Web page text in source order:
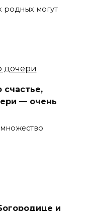
родных могут
счастье,
— очень
и